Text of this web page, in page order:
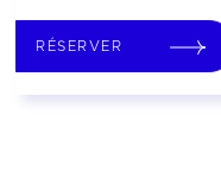
RÉSERVER